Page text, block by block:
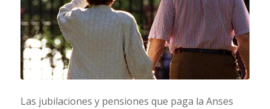
Las jubilaciones y pensiones que paga la Anses